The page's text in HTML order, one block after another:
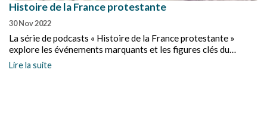
Histoire de la France protestante
30 Nov 2022
La série de podcasts « Histoire de la France protestante »
explore les événements marquants et les figures clés du
protestantisme en France. De Martin Luther à Jean Calvin, de
la Saint Barthélémy au Concordat, du Refuge à l'Œcuménisme,
Lire la suite